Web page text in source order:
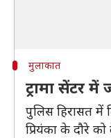
मुलाकात
ट्रामा सेंटर में
पुलिस हिरासत में
प्रियंका के दौरे